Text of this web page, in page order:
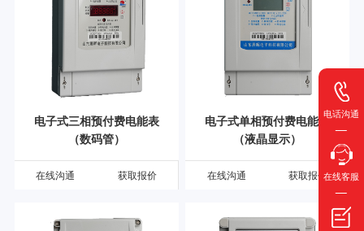
电子式三相预付费电能表
（数码管）
在线沟通 获取报价
电子式单相预付费电能表
（液晶显示）
在线沟通 获取报价
电话沟通
在线客服